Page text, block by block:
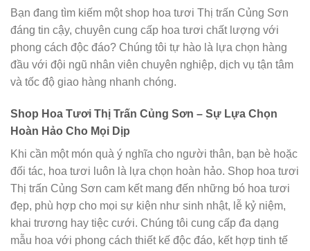
Bạn đang tìm kiếm một shop hoa tươi Thị trấn Củng Sơn
đáng tin cậy, chuyên cung cấp hoa tươi chất lượng với
phong cách độc đáo? Chúng tôi tự hào là lựa chọn hàng
đầu với đội ngũ nhân viên chuyên nghiệp, dịch vụ tận tâm
và tốc độ giao hàng nhanh chóng.
Shop Hoa Tươi Thị Trấn Củng Sơn – Sự Lựa Chọn
Hoàn Hảo Cho Mọi Dịp
Khi cần một món quà ý nghĩa cho người thân, bạn bè hoặc
đối tác, hoa tươi luôn là lựa chọn hoàn hảo. Shop hoa tươi
Thị trấn Củng Sơn cam kết mang đến những bó hoa tươi
đẹp, phù hợp cho mọi sự kiện như sinh nhật, lễ kỷ niệm,
khai trương hay tiệc cưới. Chúng tôi cung cấp đa dạng
mẫu hoa với phong cách thiết kế độc đáo, kết hợp tinh tế